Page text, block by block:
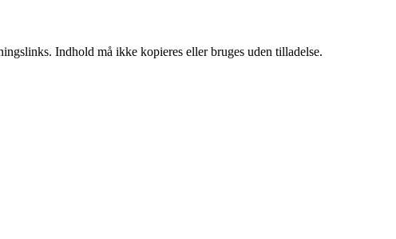
Indhold må ikke kopieres eller bruges uden tilladelse.